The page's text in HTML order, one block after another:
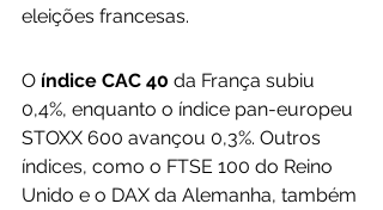
eleições francesas.
O índice CAC 40 da França subiu
0,4%, enquanto o índice pan-europeu
STOXX 600 avançou 0,3%. Outros
índices, como o FTSE 100 do Reino
Unido e o DAX da Alemanha, também